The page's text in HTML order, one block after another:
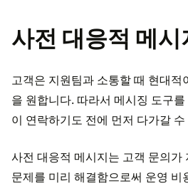
사전 대응적 메
고객은 지원팀과 소통할 때 현대적
을 원합니다. 따라서 메시징 도구
이 연락하기도 전에 먼저 다가갈
사전 대응적 메시지는 고객 문의가
문제를 미리 해결함으로써 운영 비